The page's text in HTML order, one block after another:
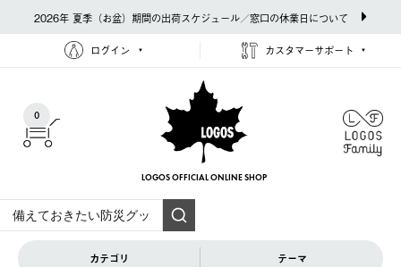
2026年 夏季（お盆）期間の出荷スケジュール／窓口の休業日について
ログイン カスタマーサポート
0
LOGOS OFFICIAL ONLINE SHOP
カテゴリ テーマ